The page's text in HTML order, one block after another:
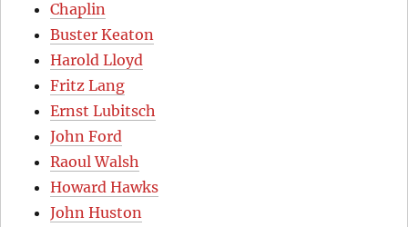
Chaplin
Buster Keaton
Harold Lloyd
Fritz Lang
Ernst Lubitsch
John Ford
Raoul Walsh
Howard Hawks
John Huston